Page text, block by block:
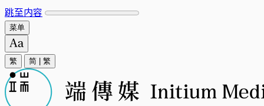
跳至内容
菜单
繁 简 繁